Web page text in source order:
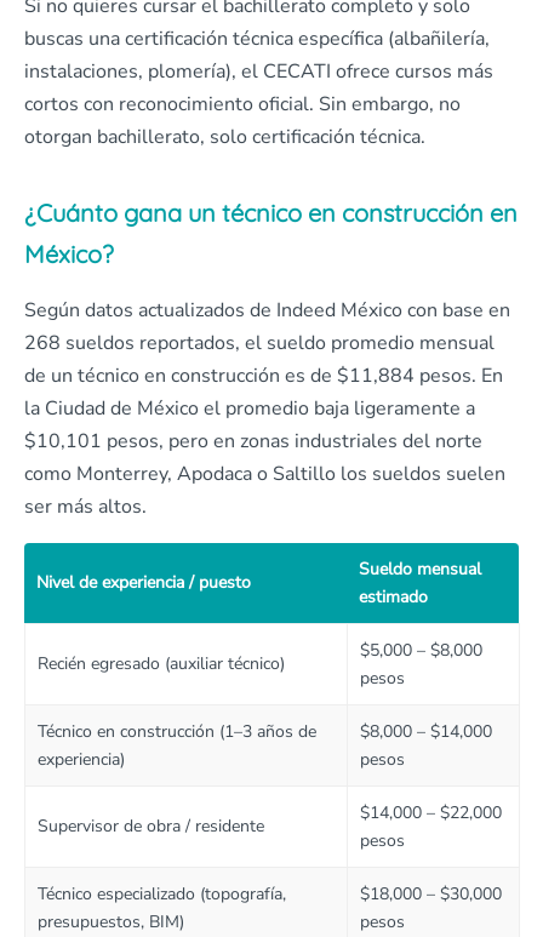
Si no quieres cursar el bachillerato completo y solo
buscas una certificación técnica específica (albañilería,
instalaciones, plomería), el CECATI ofrece cursos más
cortos con reconocimiento oficial. Sin embargo, no
otorgan bachillerato, solo certificación técnica.
¿Cuánto gana un técnico en construcción en
México?
Según datos actualizados de Indeed México con base en
268 sueldos reportados, el sueldo promedio mensual
de un técnico en construcción es de $11,884 pesos. En
la Ciudad de México el promedio baja ligeramente a
$10,101 pesos, pero en zonas industriales del norte
como Monterrey, Apodaca o Saltillo los sueldos suelen
ser más altos.
Nivel de experiencia / puesto
Sueldo mensual
estimado
Recién egresado (auxiliar técnico)
$5,000 – $8,000
pesos
Técnico en construcción (1–3 años de
experiencia)
$8,000 – $14,000
pesos
Supervisor de obra / residente
$14,000 – $22,000
pesos
Técnico especializado (topografía,
presupuestos, BIM)
$18,000 – $30,000
pesos